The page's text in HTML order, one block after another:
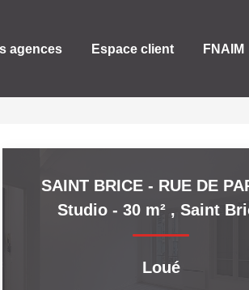
agences Espace client FNAIM
SAINT BRICE - RUE DE
Studio - 30 m² , Saint
Loué